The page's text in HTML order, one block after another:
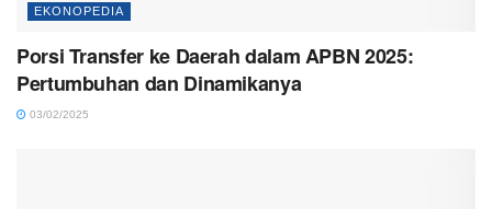
EKONOPEDIA
Porsi Transfer ke Daerah dalam APBN 2025:
Pertumbuhan dan Dinamikanya
03/02/2025